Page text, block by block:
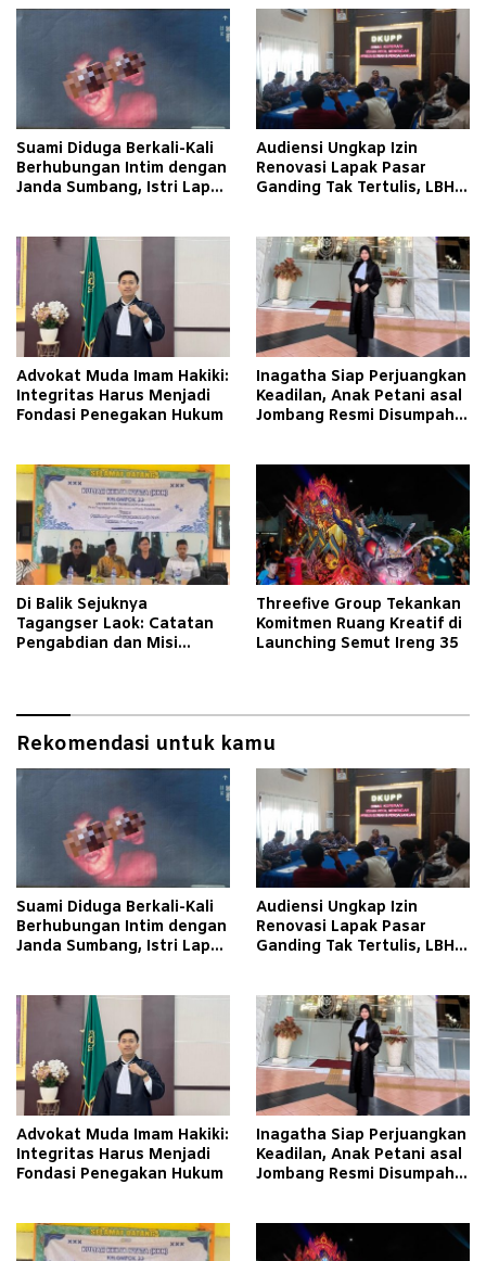
Suami Diduga Berkali-Kali
Berhubungan Intim dengan
Janda Sumbang, Istri Lapor
Audiensi Ungkap Izin
Renovasi Lapak Pasar
Ganding Tak Tertulis, LBH
Advokat Muda Imam Hakiki:
Integritas Harus Menjadi
Fondasi Penegakan Hukum
Inagatha Siap Perjuangkan
Keadilan, Anak Petani asal
Jombang Resmi Disumpah
Di Balik Sejuknya
Tagangser Laok: Catatan
Pengabdian dan Misi
Threefive Group Tekankan
Komitmen Ruang Kreatif di
Launching Semut Ireng 35
Rekomendasi untuk kamu
Suami Diduga Berkali-Kali
Berhubungan Intim dengan
Janda Sumbang, Istri Lapor
Audiensi Ungkap Izin
Renovasi Lapak Pasar
Ganding Tak Tertulis, LBH
Advokat Muda Imam Hakiki:
Integritas Harus Menjadi
Fondasi Penegakan Hukum
Inagatha Siap Perjuangkan
Keadilan, Anak Petani asal
Jombang Resmi Disumpah